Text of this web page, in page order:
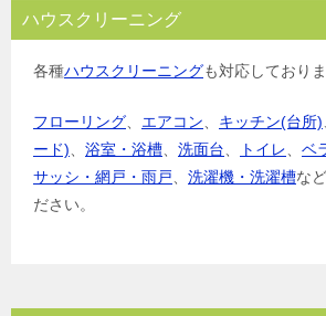
ハウスクリーニング
各種ハウスクリーニングも対応しておりま
フローリング エアコン キッチン(台所)
ード)
浴室・浴槽 洗面台 トイレ ベ
サッシ・網戸・雨戸
洗濯機・洗濯槽な
ださい。